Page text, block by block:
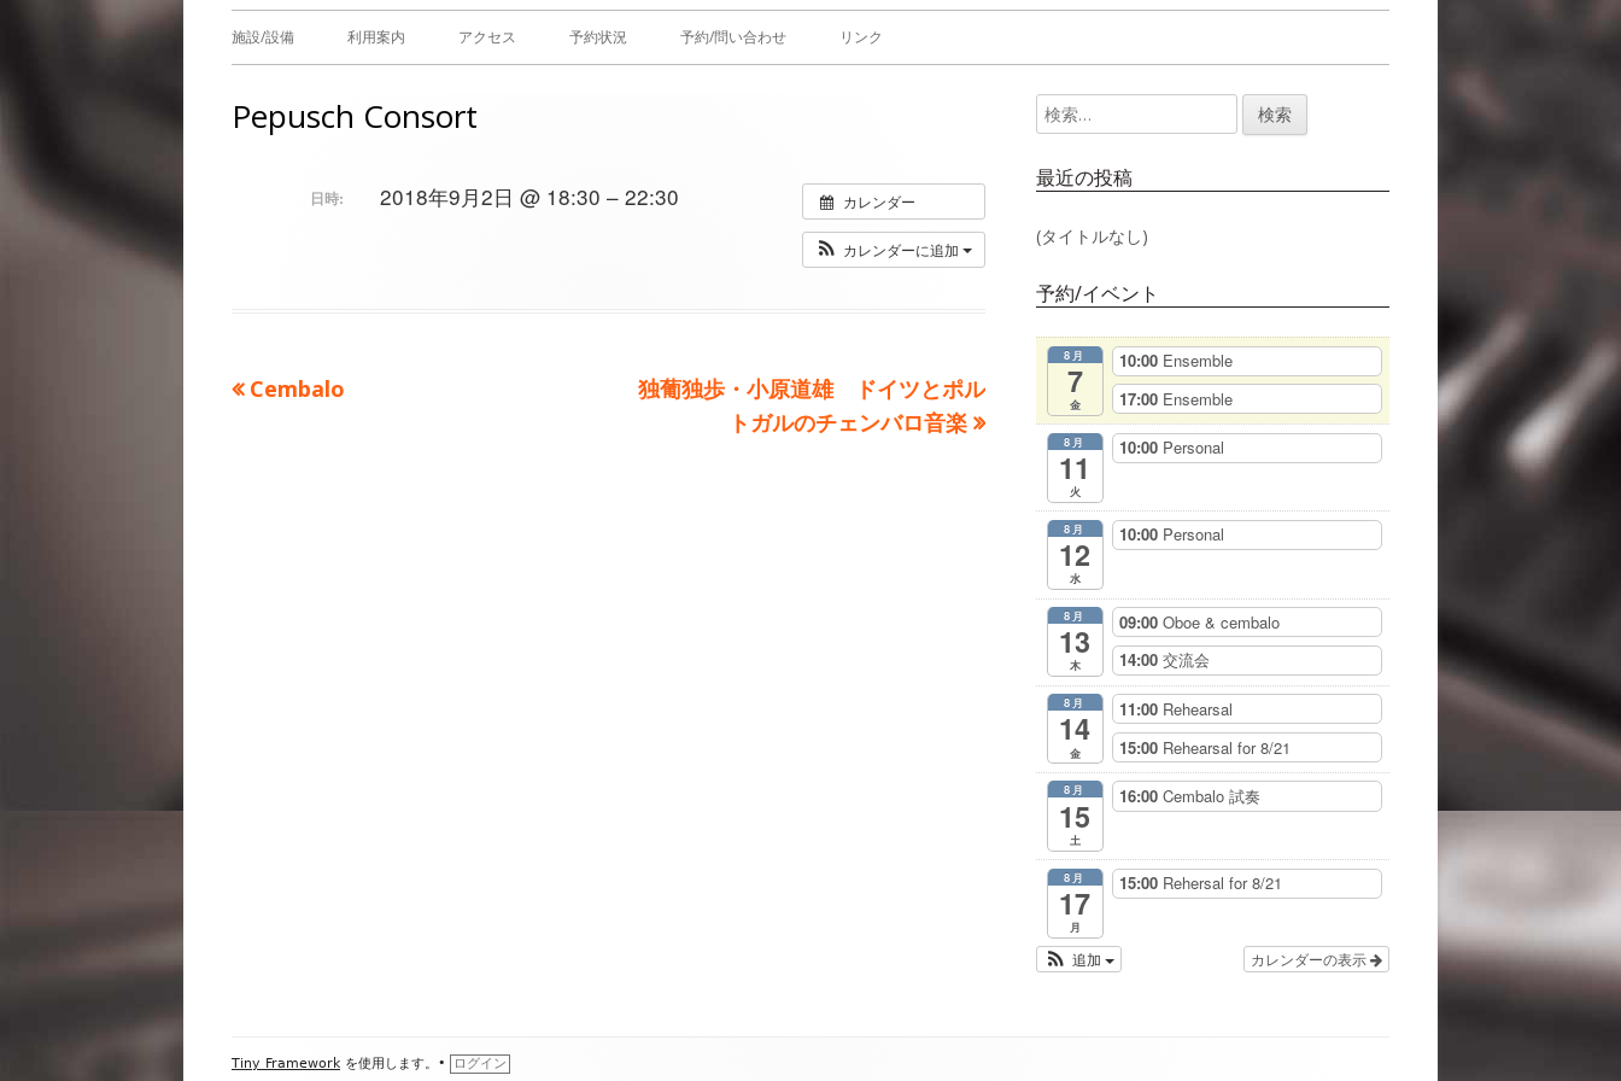
メ
ン
施設/設備 利用案内 アクセス 予約状況 予約/問い合わせ リンク
Pepusch Consort
カレンダー
カレンダーに追加
日時: 2018年9月2日 @ 18:30 – 22:30
投前
Cembalo
次
独葡独歩・小原道雄 ドイツとポル
トガルのチェンバロ音楽
メ
イ
ン
サ
イ
バ
検
索:
最近の投稿
(タイトルなし)
予約/イベント
8月
7
金
10:00 Ensemble
17:00 Ensemble
8月
11
火
10:00 Personal
8月
12
水
10:00 Personal
8月
13
木
09:00 Oboe & cembalo
14:00 交流会
8月
14
金
11:00 Rehearsal
15:00 Rehearsal for 8/21
8月
15
土
16:00 Cembalo 試奏
8月
17
月
15:00 Rehersal for 8/21
カレンダーの表示
追加
フ
Tiny Framework を使用します。 • ログイン